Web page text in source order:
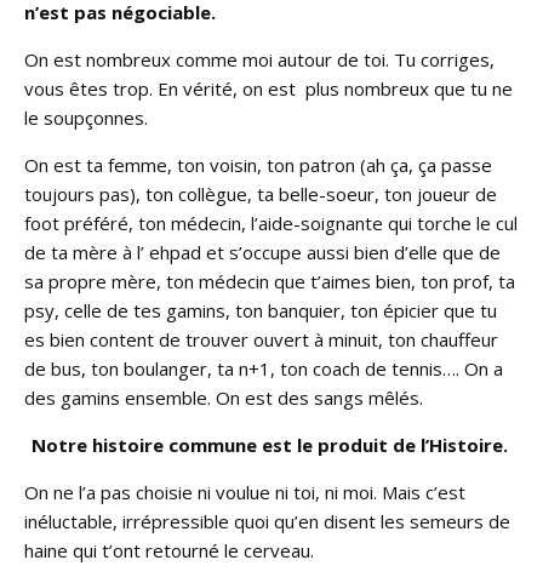
n’est pas négociable.
On est nombreux comme moi autour de toi. Tu corriges,
vous êtes trop. En vérité, on est plus nombreux que tu ne
le soupçonnes.
On est ta femme, ton voisin, ton patron (ah ça, ça passe
toujours pas), ton collègue, ta belle-soeur, ton joueur de
foot préféré, ton médecin, l’aide-soignante qui torche le cul
de ta mère à l’ ehpad et s’occupe aussi bien d’elle que de
sa propre mère, ton médecin que t’aimes bien, ton prof, ta
psy, celle de tes gamins, ton banquier, ton épicier que tu
es bien content de trouver ouvert à minuit, ton chauffeur
de bus, ton boulanger, ta n+1, ton coach de tennis…. On a
des gamins ensemble. On est des sangs mêlés.
Notre histoire commune est le produit de l’Histoire.
On ne l’a pas choisie ni voulue ni toi, ni moi. Mais c’est
inéluctable, irrépressible quoi qu’en disent les semeurs de
haine qui t’ont retourné le cerveau.